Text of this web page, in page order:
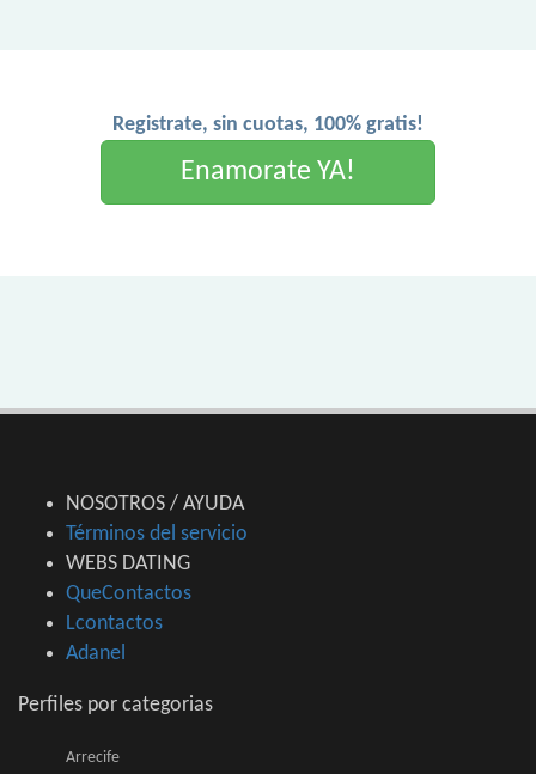
Registrate, sin cuotas, 100% gratis!
Enamorate YA!
NOSOTROS / AYUDA
Términos del servicio
WEBS DATING
QueContactos
Lcontactos
Adanel
Perfiles por categorias
Arrecife